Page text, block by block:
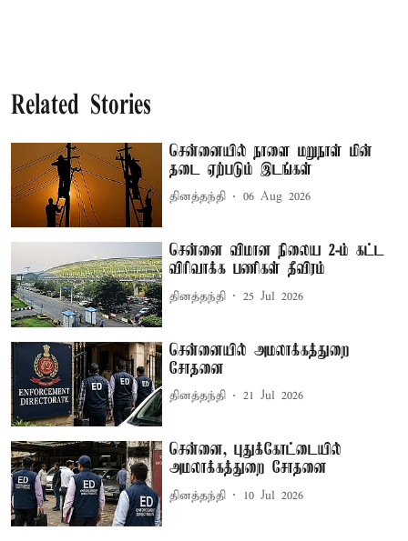
Related Stories
சென்னையில் நாளை மறுநாள் மின்
தடை ஏற்படும் இடங்கள்
தினத்தந்தி 06 Aug 2026
சென்னை விமான நிலைய 2-ம் கட்ட
விரிவாக்க பணிகள் தீவிரம்
தினத்தந்தி 25 Jul 2026
சென்னையில் அமலாக்கத்துறை
சோதனை
தினத்தந்தி 21 Jul 2026
சென்னை, புதுக்கோட்டையில்
அமலாக்கத்துறை சோதனை
தினத்தந்தி 10 Jul 2026